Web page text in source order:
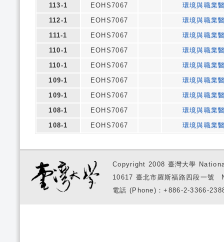
113-1
EOHS7067
環境與職業
112-1
EOHS7067
環境與職業
111-1
EOHS7067
環境與職業
110-1
EOHS7067
環境與職業
110-1
EOHS7067
環境與職業
109-1
EOHS7067
環境與職業
109-1
EOHS7067
環境與職業
108-1
EOHS7067
環境與職業
108-1
EOHS7067 環境與職業
Copyright 2008 臺灣大學
10617 臺北市羅斯福路四段一
電話 (Phone)：+886-2-3366-